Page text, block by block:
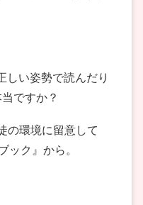
しい姿勢で読んだり
ですか？
環境に留意して
ック』から。